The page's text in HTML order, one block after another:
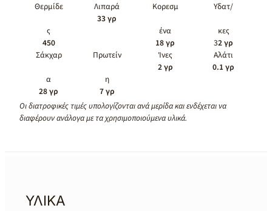
Θερμίδε
ς
450
Λιπαρά
33 γρ
Κορεσμ
ένα
18 γρ
Υδατ/
κες
32 γρ
Σάκχαρ
α
28 γρ
Πρωτείν
η
7 γρ
Ίνες
2 γρ
Αλάτι
0.1 γρ
Οι διατροφικές τιμές υπολογίζονται ανά μερίδα και ενδέχεται να
διαφέρουν ανάλογα με τα χρησιμοποιούμενα υλικά.
ΥΛΙΚΑ